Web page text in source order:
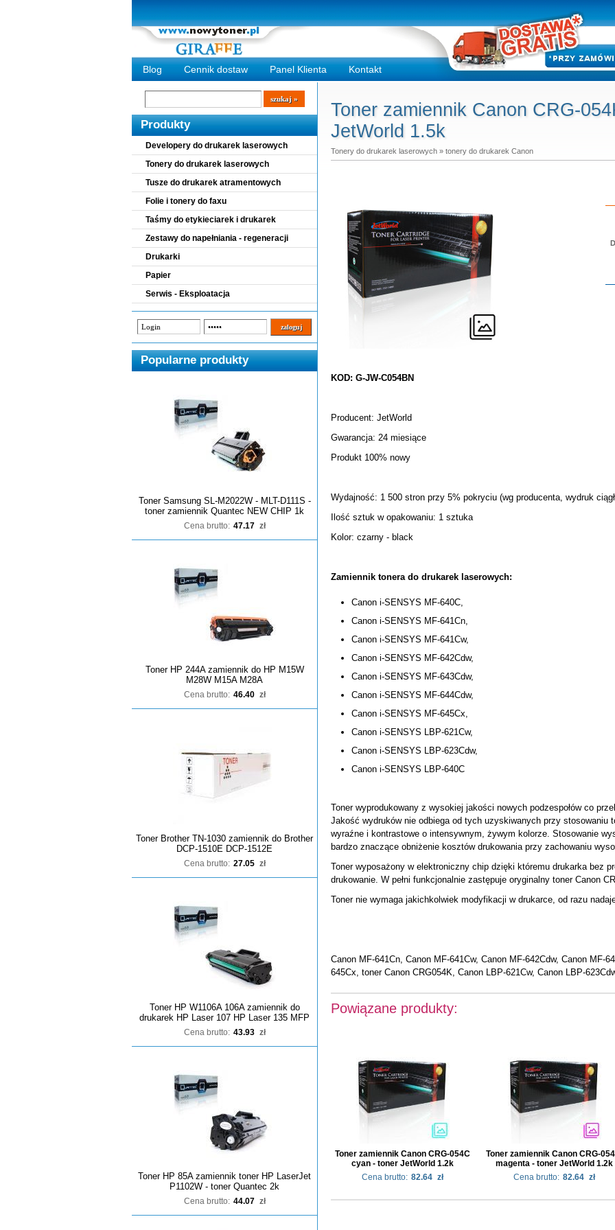
Blog Cennik dostaw Panel Klienta Kontakt
Wyszukiwarka
szukaj
Produkty
Developery do drukarek laserowych
Tonery do drukarek laserowych
Tusze do drukarek atramentowych
Folie i tonery do faxu
Taśmy do etykieciarek i drukarek
Zestawy do napełniania - regeneracji
Drukarki
Papier
Serwis - Eksploatacja
Popularne produkty
Toner Samsung SL-M2022W - MLT-D111S -
toner zamiennik Quantec NEW CHIP 1k
Cena brutto: 47.17 zł
Toner HP 244A zamiennik do HP M15W
M28W M15A M28A
Cena brutto: 46.40 zł
Toner Brother TN-1030 zamiennik do Brother
DCP-1510E DCP-1512E
Cena brutto: 27.05 zł
Toner HP W1106A 106A zamiennik do
drukarek HP Laser 107 HP Laser 135 MFP
Cena brutto: 43.93 zł
Toner HP 85A zamiennik toner HP LaserJet
P1102W - toner Quantec 2k
Cena brutto: 44.07 zł
Toner zamiennik Canon CRG-
JetWorld 1.5k
Tonery do drukarek laserowych » tonery do drukarek Canon
KOD: G-JW-C054BN
Producent: JetWorld
Gwarancja: 24 miesiące
Produkt 100% nowy
Wydajność: 1 500 stron przy 5% pokryciu (wg producenta, wydruk
Ilość sztuk w opakowaniu: 1 sztuka
Kolor: czarny - black
Zamiennik tonera do drukarek laserowych:
Canon i-SENSYS MF-640C,
Canon i-SENSYS MF-641Cn,
Canon i-SENSYS MF-641Cw,
Canon i-SENSYS MF-642Cdw,
Canon i-SENSYS MF-643Cdw,
Canon i-SENSYS MF-644Cdw,
Canon i-SENSYS MF-645Cx,
Canon i-SENSYS LBP-621Cw,
Canon i-SENSYS LBP-623Cdw,
Canon i-SENSYS LBP-640C
Toner wyprodukowany z wysokiej jakości nowych podzespołów co
Jakość wydruków nie odbiega od tych uzyskiwanych przy stosowaniu
wyraźne i kontrastowe o intensywnym, żywym kolorze. Stosowanie
bardzo znaczące obniżenie kosztów drukowania przy zachowaniu
Toner wyposażony w elektroniczny chip dzięki któremu drukarka bez
drukowanie. W pełni funkcjonalnie zastępuje oryginalny toner Canon
Toner nie wymaga jakichkolwiek modyfikacji w drukarce, od razu
Canon MF-641Cn, Canon MF-641Cw, Canon MF-642Cdw, Canon MF-
645Cx, toner Canon CRG054K, Canon LBP-621Cw, Canon LBP-
Powiązane produkty:
Toner zamiennik Canon CRG-054C
cyan - toner JetWorld 1.2k
Cena brutto: 82.64 zł
Toner zamiennik Canon CRG-
magenta - toner JetWorld 1.2k
Cena brutto: 82.64 zł